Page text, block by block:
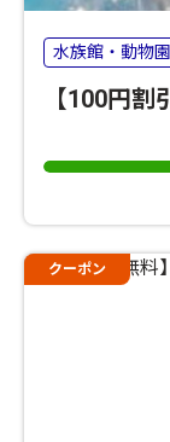
水族館・動物園
【100円
クーポン